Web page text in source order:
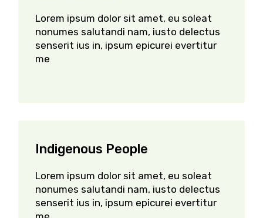
Lorem ipsum dolor sit amet, eu soleat
nonumes salutandi nam, iusto delectus
senserit ius in, ipsum epicurei evertitur
me
Indigenous People
Lorem ipsum dolor sit amet, eu soleat
nonumes salutandi nam, iusto delectus
senserit ius in, ipsum epicurei evertitur